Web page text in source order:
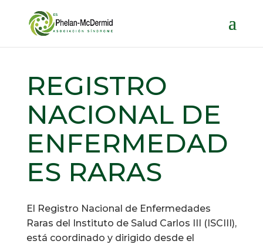
REGISTRO
NACIONAL DE
ENFERMEDAD
ES RARAS
El Registro Nacional de Enfermedades
Raras del Instituto de Salud Carlos III (ISCIII),
está coordinado y dirigido desde el